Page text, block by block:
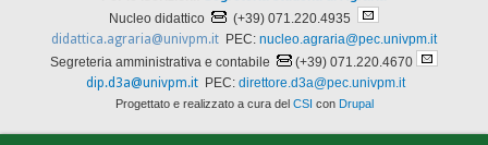
Nucleo didattico
(+39) 071.220.4935
didattica.agraria@univpm.it PEC: nucleo.agraria@pec.univpm.it
Segreteria amministrativa e contabile
(+39) 071.220.4670
dip.d3a@univpm.it PEC: direttore.d3a@pec.univpm.it
Progettato e realizzato a cura del CSI con Drupal